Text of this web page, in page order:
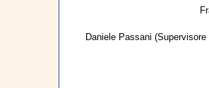
Daniele Passani